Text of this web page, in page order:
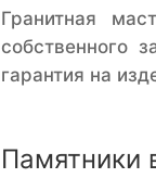
Гранитная
собственного
гарантия на
Памятники